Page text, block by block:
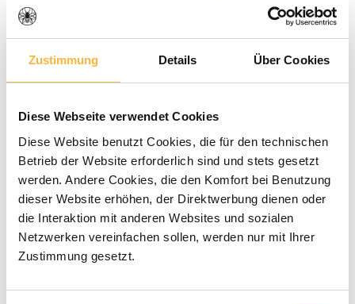
Zustimmung Details Über Cookies
Diese Webseite verwendet Cookies
Diese Website benutzt Cookies, die für den technischen
Betrieb der Website erforderlich sind und stets gesetzt
werden. Andere Cookies, die den Komfort bei Benutzung
dieser Website erhöhen, der Direktwerbung dienen oder
die Interaktion mit anderen Websites und sozialen
Netzwerken vereinfachen sollen, werden nur mit Ihrer
Zustimmung gesetzt.
Note moyenne de 0 sur 5 étoiles
0 évaluations
5,70 €*
Prix TTC, frais de livraison en sus
Disponible dans le délai de livraison
indiqué
Ajouter au panier